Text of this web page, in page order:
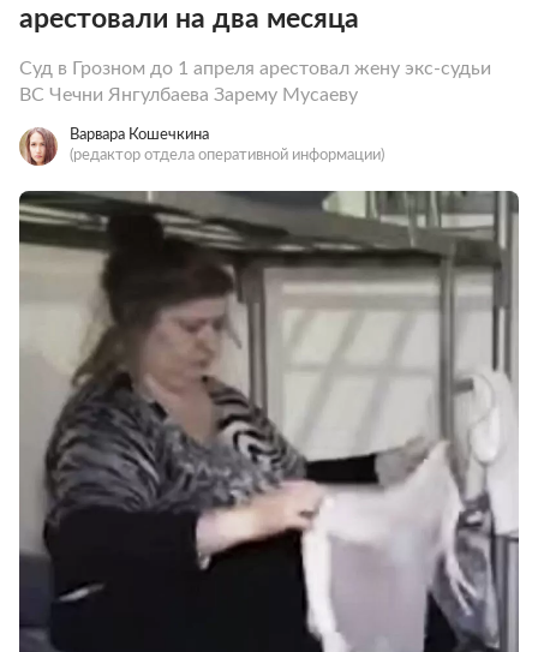
арестовали на два месяца
Суд в Грозном до 1 апреля арестовал жену экс-судьи
ВС Чечни Янгулбаева Зарему Мусаеву
Варвара Кошечкина
(редактор отдела оперативной информации)